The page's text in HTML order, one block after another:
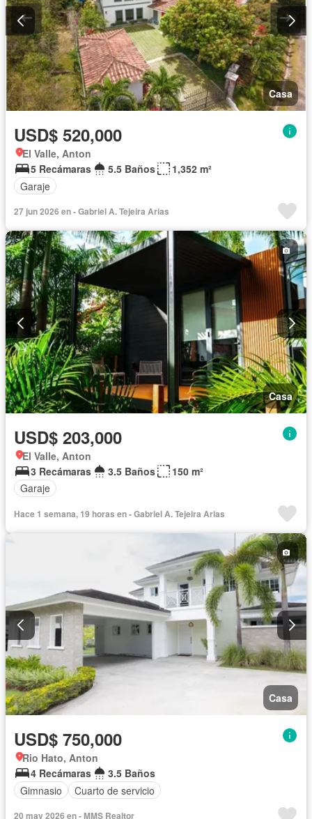
Casa
USD$ 520,000
El Valle, Anton
5 Recámaras
5.5 Baños
1,352 m²
Garaje
27 jun 2026 en - Gabriel A. Tejeira Arias
Casa
USD$ 203,000
El Valle, Anton
3 Recámaras
3.5 Baños
150 m²
Garaje
Hace 1 semana, 19 horas en - Gabriel A. Tejeira Arias
Casa
USD$ 750,000
Rio Hato, Anton
4 Recámaras
3.5 Baños
Gimnasio
Cuarto de servicio
20 may 2026 en - MMS Realtor